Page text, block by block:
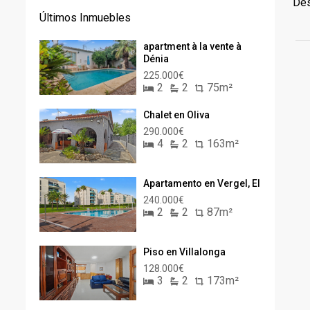
Últimos Inmuebles
apartment à la vente à
Dénia
225.000€
2 2 75m²
Chalet en Oliva
290.000€
4 2 163m²
Apartamento en Vergel, El
240.000€
2 2 87m²
Piso en Villalonga
128.000€
3 2 173m²